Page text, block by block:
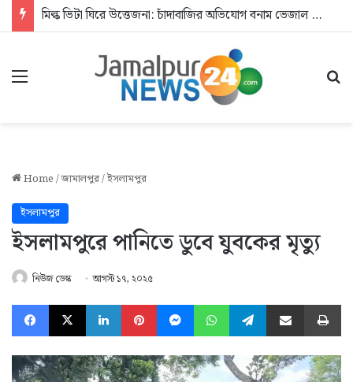
মিল্ক ভিটা ঘিরে উত্তেজনা: চাঁদাবাজির অভিযোগ বনাম ভেজাল দুধের জিডি
Menu
Home/জামালপুর/ইসলামপুর
ইসলামপুর
ইসলামপুরে পানিতে ডুবে যুবকের মৃত্যু
নিউজ ডেস্ক আগস্ট ১৭, ২০২৫
Facebook
X LinkedInPinterestMessengerWhatsAppTelegramShare via Email